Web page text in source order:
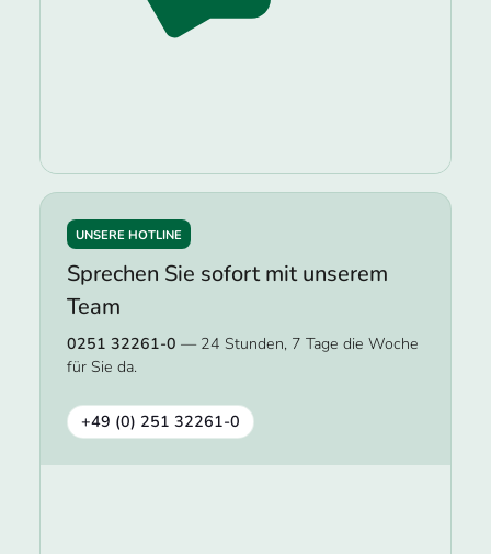
UNSERE HOTLINE
Sprechen Sie sofort mit unserem
Team
0251 32261-0 — 24 Stunden, 7 Tage die Woche
für Sie da.
+49 (0) 251 32261-0